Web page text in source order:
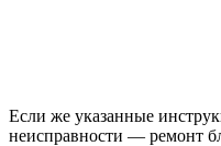
Если же указанные
неисправности — ремонт